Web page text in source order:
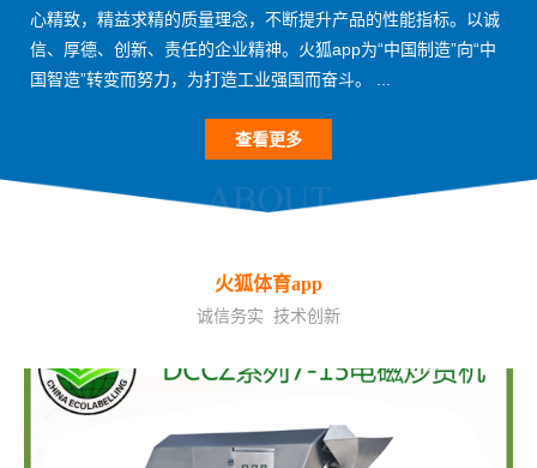
心精致，精益求精的质量理念，不断提升产品的性能指标。以诚
信、厚德、创新、责任的企业精神。火狐app为“中国制造”向“中
国智造”转变而努力，为打造工业强国而奋斗。 ...
查看更多
火狐体育app
诚信务实 技术创新